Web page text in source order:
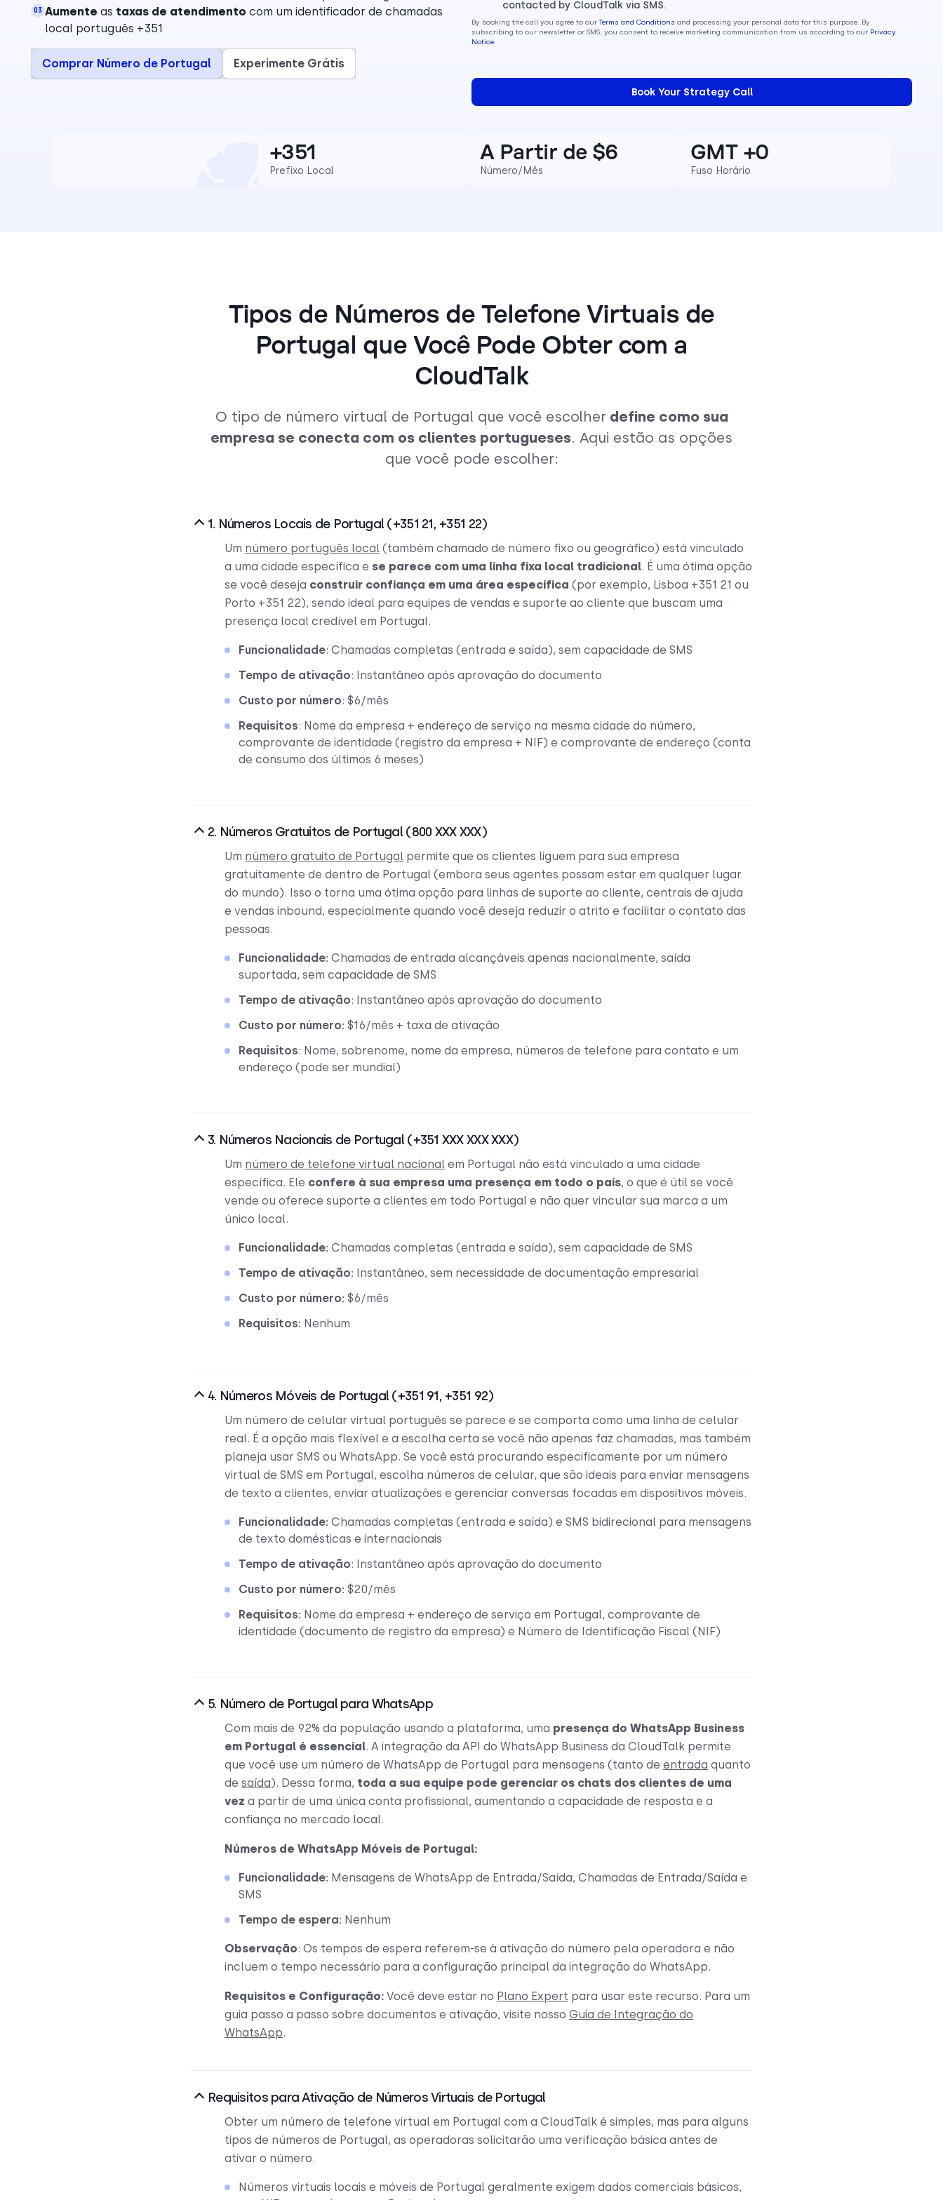
03 Aumente as taxas de atendimento com um identificador de chamadas
local português +351
Comprar Número de Portugal Experimente Grátis
contacted by CloudTalk via SMS.
By booking the call you agree to our Terms and Conditions and processing your personal data for this purpose. By
subscribing to our newsletter or SMS, you consent to receive marketing communication from us according to our Privacy
Notice
+351
Prefixo Local
A Partir de $6
Número/Mês
GMT +0
Fuso Horário
Tipos de Números de Telefone Virtuais de
Portugal que Você Pode Obter com a
CloudTalk
O tipo de número virtual de Portugal que você escolherdefine como sua
empresa se conecta com os clientes portugueses. Aqui estão as opções
que você pode escolher:
1. Números Locais de Portugal (+351 21, +351 22)
Um número português local (também chamado de número fixo ou geográfico) está vinculado
a uma cidade específica e se parece com uma linha fixa local tradicional. É uma ótima opção
se você deseja construir confiança em uma área específica (por exemplo, Lisboa +351 21 ou
Porto +351 22), sendo ideal para equipes de vendas e suporte ao cliente que buscam uma
presença local credível em Portugal.
Funcionalidade: Chamadas completas (entrada e saída), sem capacidade de SMS
Tempo de ativação: Instantâneo após aprovação do documento
Custo por número: $6/mês
Requisitos: Nome da empresa + endereço de serviço na mesma cidade do número,
comprovante de identidade (registro da empresa + NIF) e comprovante de endereço (conta
de consumo dos últimos 6 meses)
2. Números Gratuitos de Portugal (800 XXX XXX)
Um número gratuito de Portugal permite que os clientes liguem para sua empresa
gratuitamente de dentro de Portugal (embora seus agentes possam estar em qualquer lugar
do mundo). Isso o torna uma ótima opção para linhas de suporte ao cliente, centrais de ajuda
e vendas inbound, especialmente quando você deseja reduzir o atrito e facilitar o contato das
pessoas.
Funcionalidade: Chamadas de entrada alcançáveis apenas nacionalmente, saída
suportada, sem capacidade de SMS
Tempo de ativação: Instantâneo após aprovação do documento
Custo por número: $16/mês + taxa de ativação
Requisitos: Nome, sobrenome, nome da empresa, números de telefone para contato e um
endereço (pode ser mundial)
3. Números Nacionais de Portugal (+351 XXX XXX XXX)
Um número de telefone virtual nacional em Portugal não está vinculado a uma cidade
específica. Ele confere à sua empresa uma presença em todo o país, o que é útil se você
vende ou oferece suporte a clientes em todo Portugal e não quer vincular sua marca a um
único local.
Funcionalidade: Chamadas completas (entrada e saída), sem capacidade de SMS
Tempo de ativação: Instantâneo, sem necessidade de documentação empresarial
Custo por número: $6/mês
Requisitos: Nenhum
4. Números Móveis de Portugal (+351 91, +351 92)
Um número de celular virtual português se parece e se comporta como uma linha de celular
real. É a opção mais flexível e a escolha certa se você não apenas faz chamadas, mas também
planeja usar SMS ou WhatsApp. Se você está procurando especificamente por um número
virtual de SMS em Portugal, escolha números de celular, que são ideais para enviar mensagens
de texto a clientes, enviar atualizações e gerenciar conversas focadas em dispositivos móveis.
Funcionalidade: Chamadas completas (entrada e saída) e SMS bidirecional para mensagens
de texto domésticas e internacionais
Tempo de ativação: Instantâneo após aprovação do documento
Custo por número: $20/mês
Requisitos: Nome da empresa + endereço de serviço em Portugal, comprovante de
identidade (documento de registro da empresa) e Número de Identificação Fiscal (NIF)
5. Número de Portugal para WhatsApp
Com mais de 92% da população usando a plataforma, uma presença do WhatsApp Business
em Portugal é essencial. A integração da API do WhatsApp Business da CloudTalk permite
que você use um número de WhatsApp de Portugal para mensagens (tanto de entrada quanto
de saída). Dessa forma, toda a sua equipe pode gerenciar os chats dos clientes de uma
vez a partir de uma única conta profissional, aumentando a capacidade de resposta e a
confiança no mercado local.
Números de WhatsApp Móveis de Portugal:
Funcionalidade: Mensagens de WhatsApp de Entrada/Saída, Chamadas de Entrada/Saída e
SMS
Tempo de espera: Nenhum
Observação: Os tempos de espera referem-se à ativação do número pela operadora e não
incluem o tempo necessário para a configuração principal da integração do WhatsApp.
Requisitos e Configuração: Você deve estar no Plano Expert para usar este recurso. Para um
guia passo a passo sobre documentos e ativação, visite nosso Guia de Integração do
WhatsApp.
Requisitos para Ativação de Números Virtuais de Portugal
Obter um número de telefone virtual em Portugal com a CloudTalk é simples, mas para alguns
tipos de números de Portugal, as operadoras solicitarão uma verificação básica antes de
ativar o número.
Números virtuais locais e móveis de Portugal geralmente exigem dados comerciais básicos,